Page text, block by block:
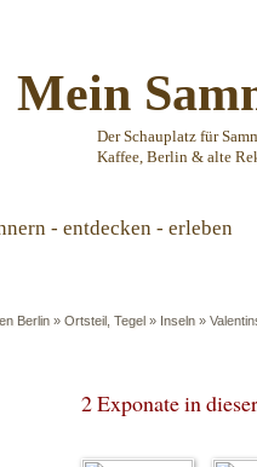
Mein
Der Schauplatz für
Kaffee, Berlin & alte
- entdecken - erleben
Berlin » Ortsteil, Tegel » Inseln »
2 Exponate in